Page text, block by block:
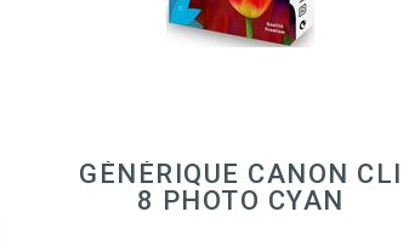
GÉNÉRIQUE CANON CLI
8 PHOTO CYAN